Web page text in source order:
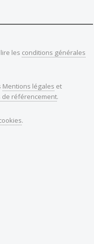
les conditions générales
Mentions légales et
de référencement.
.